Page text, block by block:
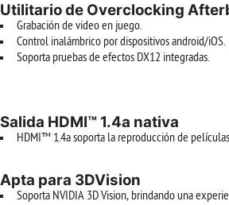
Utilitario de Overclocking
Grabación de video en juego.
Control inalámbrico por dispositivos android/iOS.
Soporta pruebas de efectos DX12 integradas.
Salida HDMI™ 1.4a nativa
HDMI™ 1.4a soporta la reproducción de
Apta para 3DVision
Soporta NVIDIA 3D Vision, brindando una